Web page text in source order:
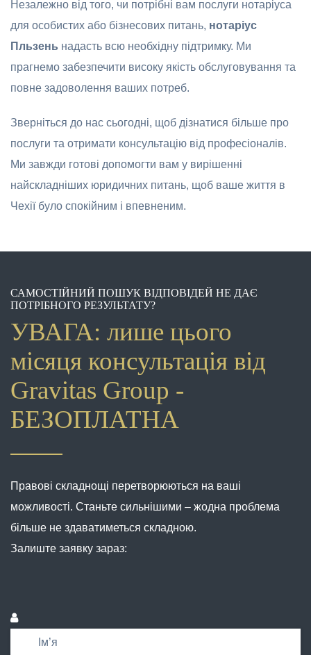
Незалежно від того, чи потрібні вам послуги нотаріуса
для особистих або бізнесових питань, нотаріус
Пльзень надасть всю необхідну підтримку. Ми
прагнемо забезпечити високу якість обслуговування та
повне задоволення ваших потреб.
Зверніться до нас сьогодні, щоб дізнатися більше про
послуги та отримати консультацію від професіоналів.
Ми завжди готові допомогти вам у вирішенні
найскладніших юридичних питань, щоб ваше життя в
Чехії було спокійним і впевненим.
САМОСТІЙНИЙ ПОШУК ВІДПОВІДЕЙ НЕ ДАЄ
ПОТРІБНОГО РЕЗУЛЬТАТУ?
УВАГА: лише цього
місяця консультація від
Gravitas Group -
БЕЗОПЛАТНА
Правові складнощі перетворюються на ваші
можливості. Станьте сильнішими – жодна проблема
більше не здаватиметься складною.
Залиште заявку зараз: